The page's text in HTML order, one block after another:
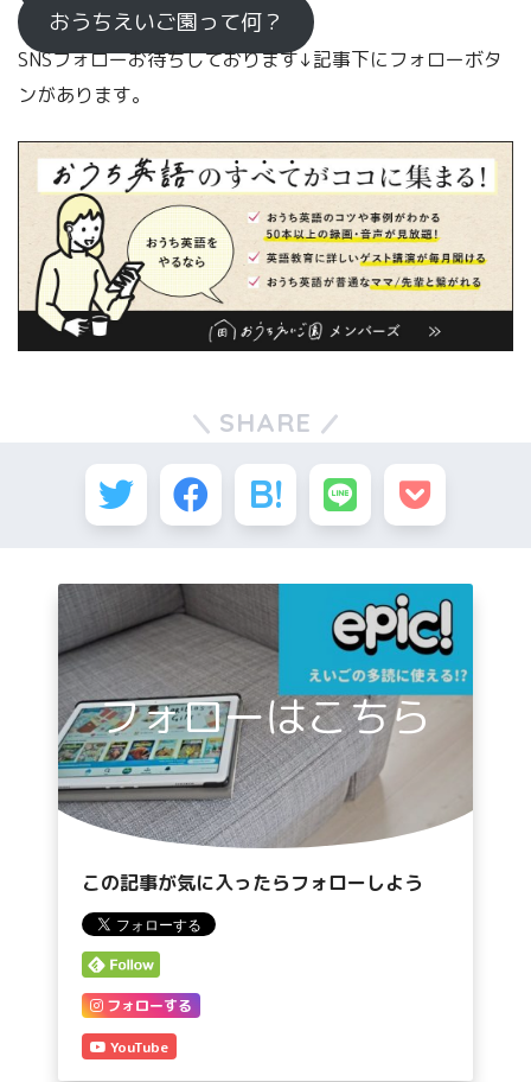
おうちえいご園って何？
SNSフォローお待ちしております↓記事下にフォローボタ
ンがあります。
SHARE
フォローはこちら
この記事が気に入ったらフォローしよう
フォローする
YouTube